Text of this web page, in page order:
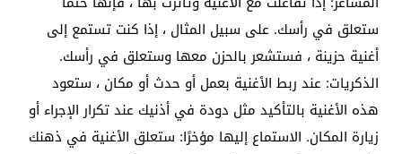
ستعلق في رأسك. على سبيل المثال ، إذا كنت تستمع إلى
أغنية حزينة ، فستشعر بالحزن معها وستعلق في رأسك.
الذكريات: عند ربط الأغنية بعمل أو حدث أو مكان ، ستعود
هذه الأغنية بالتأكيد مثل دودة في أذنيك عند تكرار الإجراء أو
زيارة المكان. الاستماع إليها مؤخرًا: ستعلق الأغنية في ذهنك